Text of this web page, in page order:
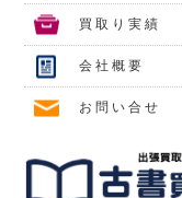
買取り実績
会社概要
お問い合せ